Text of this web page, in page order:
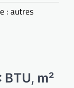
m²
: autres